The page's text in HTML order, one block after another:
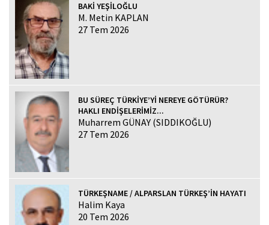
BAKİ YEŞİLOĞLU
M. Metin KAPLAN
27 Tem 2026
BU SÜREÇ TÜRKİYE’Yİ NEREYE GÖTÜRÜR?
HAKLI ENDİŞELERİMİZ...
Muharrem GÜNAY (SIDDIKOĞLU)
27 Tem 2026
TÜRKEŞNAME / ALPARSLAN TÜRKEŞ’İN HAYATI
Halim Kaya
20 Tem 2026